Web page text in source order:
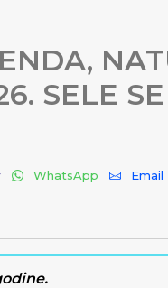
SELE
WhatsApp Email